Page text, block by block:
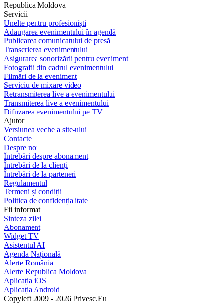
Republica Moldova
Servicii
Unelte pentru profesioniști
Adaugarea evenimentului în agendă
Publicarea comunicatului de presă
Transcrierea evenimentului
Asigurarea sonorizării pentru eveniment
Fotografii din cadrul evenimentului
Filmări de la eveniment
Serviciu de mixare video
Retransmiterea live a evenimentului
Transmiterea live a evenimentului
Difuzarea evenimentului pe TV
Ajutor
Versiunea veche a site-ului
Contacte
Despre noi
Întrebări despre abonament
Întrebări de la clienți
Întrebări de la parteneri
Regulamentul
Termeni și condiții
Politica de confidențialitate
Fii informat
Sinteza zilei
Abonament
Widget TV
Asistentul AI
Agenda Națională
Alerte România
Alerte Republica Moldova
Aplicația iOS
Aplicația Android
Copyleft 2009 - 2026 Privesc.Eu